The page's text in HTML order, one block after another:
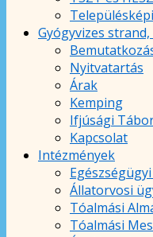
Gyógyvizes
Nyitvatartás
Árak
Kemping
Ifjúsági
Kapcsolat
Intézmények
Állatorvosi
Tóalmási
Tóalmási